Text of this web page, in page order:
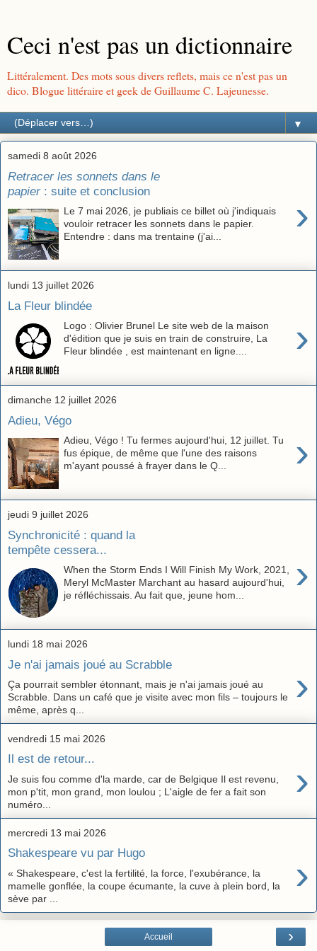
Ceci n'est pas un dictionnaire
Littéralement. Des mots sous divers reflets, mais ce n'est pas un
dico. Blogue littéraire et geek de Guillaume C. Lajeunesse.
▼
samedi 8 août 2026
Retracer les sonnets dans le
papier : suite et conclusion
›
Le 7 mai 2026, je publiais ce billet où j'indiquais
vouloir retracer les sonnets dans le papier.
Entendre : dans ma trentaine (j'ai...
lundi 13 juillet 2026
La Fleur blindée
›
Logo : Olivier Brunel Le site web de la maison
d'édition que je suis en train de construire, La
Fleur blindée , est maintenant en ligne....
dimanche 12 juillet 2026
Adieu, Végo
›
Adieu, Végo ! Tu fermes aujourd'hui, 12 juillet. Tu
fus épique, de même que l'une des raisons
m'ayant poussé à frayer dans le Q...
jeudi 9 juillet 2026
Synchronicité : quand la
tempête cessera...
›
When the Storm Ends I Will Finish My Work, 2021,
Meryl McMaster Marchant au hasard aujourd'hui,
je réfléchissais. Au fait que, jeune hom...
lundi 18 mai 2026
Je n'ai jamais joué au Scrabble ›
Ça pourrait sembler étonnant, mais je n'ai jamais joué au
Scrabble. Dans un café que je visite avec mon fils – toujours le
même, après q...
vendredi 15 mai 2026
Il est de retour... ›
Je suis fou comme d'la marde, car de Belgique Il est revenu,
mon p'tit, mon grand, mon loulou ; L'aigle de fer a fait son
numéro...
mercredi 13 mai 2026
Shakespeare vu par Hugo ›
« Shakespeare, c'est la fertilité, la force, l'exubérance, la
mamelle gonflée, la coupe écumante, la cuve à plein bord, la
sève par ...
›
Accueil